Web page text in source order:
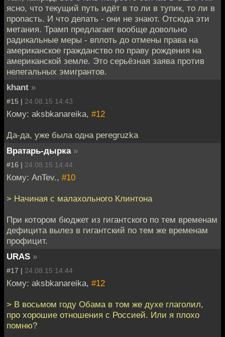
ясно, что текущий путь идёт в то ли в тупик, то ли в
пропасть. И что делать - они не знают. Отсюда эти
метания. Трамп предлагает вообще довольно
радикальные меры - вплоть до отмены права на
американское гражданство по праву рождения на
американской земле. Это серьёзная заява против
нелегальных эмигрантов.
khant »
#15 | 24.08.15 14:43
Кому: aksbkanareika, #12
Да-да, уже была одна peregruzka
Вратарь-дырка »
#16 | 24.08.15 14:44
Кому: AnTev., #10
> Начиная с малахольного Клинтона
При котором бюджет из гигантского по тем временам
дефицита вылез в гигантский по тем же временам
профицит.
URAS »
#17 | 24.08.15 14:44
Кому: aksbkanareika, #12
> В восьмом году Обама в том же духе глаголил,
про хорошие отношения с Россией. Или я плохо
помню?